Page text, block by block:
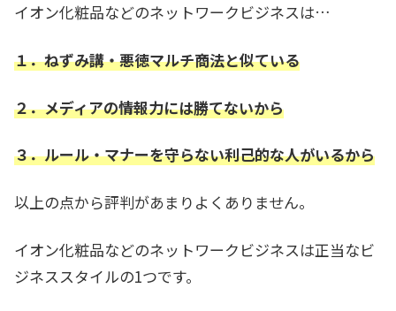
イオン化粧品などのネットワークビジネスは…
１．ねずみ講・悪徳マルチ商法と似ている
２．メディアの情報力には勝てないから
３．ルール・マナーを守らない利己的な人がいるから
以上の点から評判があまりよくありません。
イオン化粧品などのネットワークビジネスは正当なビ
ジネススタイルの1つです。